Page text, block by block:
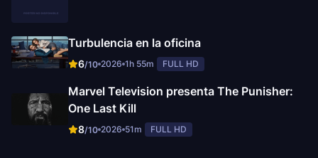
Turbulencia en la oficina
6/10 2026 1h 55m FULL HD
Marvel Television presenta The Punisher:
One Last Kill
8/10 2026 51m FULL HD